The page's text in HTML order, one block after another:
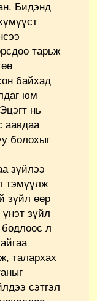
Бидэнд
тарьж
байхад
юм
нь
аавдаа
болохыг
зүйлээ
тэмүүлж
зүйл өөр
зүйл
л
талархах
сэтгэл